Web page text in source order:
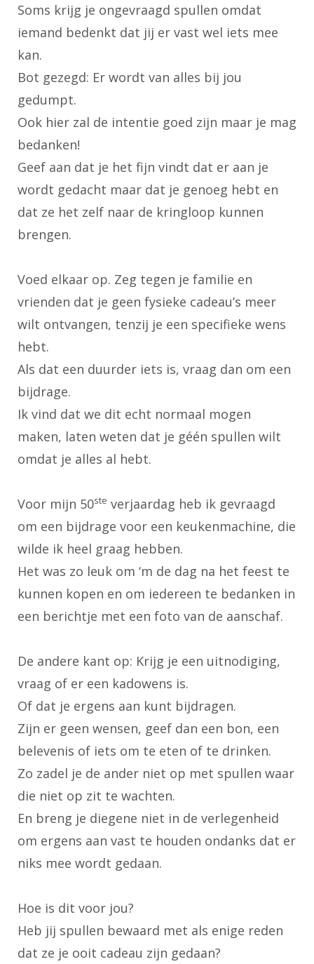
Soms krijg je ongevraagd spullen omdat
iemand bedenkt dat jij er vast wel iets mee
kan.
Bot gezegd: Er wordt van alles bij jou
gedumpt.
Ook hier zal de intentie goed zijn maar je mag
bedanken!
Geef aan dat je het fijn vindt dat er aan je
wordt gedacht maar dat je genoeg hebt en
dat ze het zelf naar de kringloop kunnen
brengen.
Voed elkaar op. Zeg tegen je familie en
vrienden dat je geen fysieke cadeau’s meer
wilt ontvangen, tenzij je een specifieke wens
hebt.
Als dat een duurder iets is, vraag dan om een
bijdrage.
Ik vind dat we dit echt normaal mogen
maken, laten weten dat je géén spullen wilt
omdat je alles al hebt.
Voor mijn 50ste verjaardag heb ik gevraagd
om een bijdrage voor een keukenmachine, die
wilde ik heel graag hebben.
Het was zo leuk om ‘m de dag na het feest te
kunnen kopen en om iedereen te bedanken in
een berichtje met een foto van de aanschaf.
De andere kant op: Krijg je een uitnodiging,
vraag of er een kadowens is.
Of dat je ergens aan kunt bijdragen.
Zijn er geen wensen, geef dan een bon, een
belevenis of iets om te eten of te drinken.
Zo zadel je de ander niet op met spullen waar
die niet op zit te wachten.
En breng je diegene niet in de verlegenheid
om ergens aan vast te houden ondanks dat er
niks mee wordt gedaan.
Hoe is dit voor jou?
Heb jij spullen bewaard met als enige reden
dat ze je ooit cadeau zijn gedaan?